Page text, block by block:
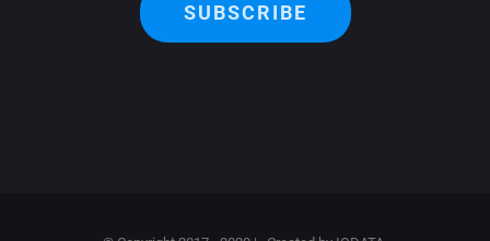
SUBSCRIBE